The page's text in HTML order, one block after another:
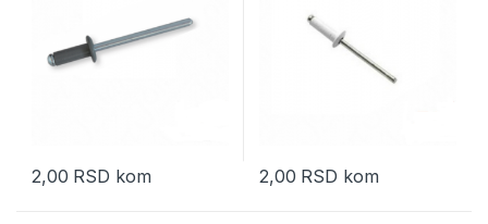
2,00 RSD kom 2,00 RSD kom